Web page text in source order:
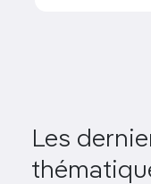
Les